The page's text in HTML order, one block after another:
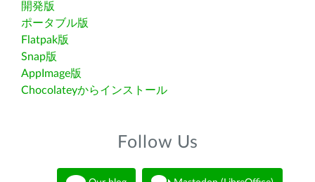
開発版
ポータブル版
Flatpak版
Snap版
AppImage版
Chocolateyからインストール
Follow Us